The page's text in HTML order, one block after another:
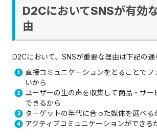
D2CにおいてSNSが有効
由
D2Cにおいて、SNSが重要な理由は下記の通
直接コミュニケーションをとることでフ
いから
ユーザーの生の声を収集して商品・サー
できるから
ターゲットの年代に合った媒体を選べる
アクティブコミュニケーションができる